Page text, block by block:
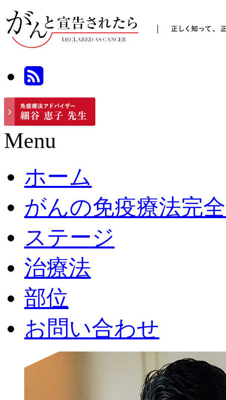
Menu
ホーム
がんの免疫療法完
ステージ
治療法
部位
お問い合わせ